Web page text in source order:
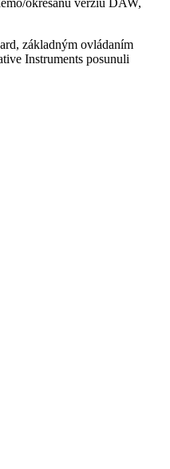
základným ovládaním
Instruments posunuli